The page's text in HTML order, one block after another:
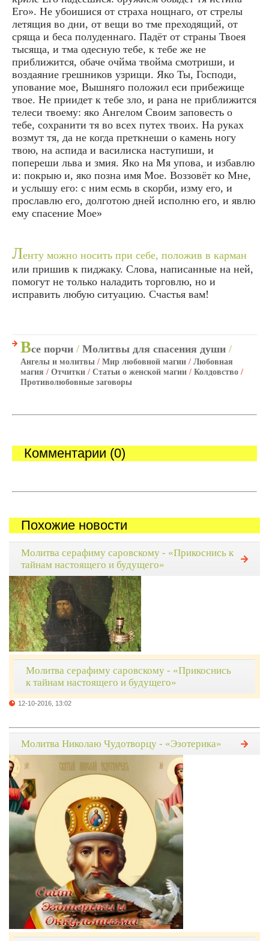
Его». Не убоишися от страха нощнаго, от стрелы
летящия во дни, от вещи во тме преходящий, от
сряща и беса полуденнаго. Падёт от страны Твоея
тысяща, и тма одесную тебе, к тебе же не
приближится, обаче очйма твойма смотриши, и
воздаяние грешников узрищи. Яко Ты, Господи,
упование мое, Вышняго положил еси прибежище
твое. Не приидет к тебе зло, и рана не приближится
телеси твоему: яко Ангелом Своим заповесть о
тебе, сохранити тя во всех путех твоих. На руках
возмут тя, да не когда преткнеши о камень ногу
твою, на аспида и василиска наступиши, и
попереши льва и змия. Яко на Мя упова, и избавлю
и: покрыю и, яко позна имя Мое. Воззовёт ко Мне,
и услышу его: с ним есмь в скорби, изму его, и
прославлю его, долготою дней исполню его, и явлю
ему спасение Мое»
Ленту можно носить при себе, положив в карман
или пришив к пиджаку. Слова, написанные на ней,
помогут не только наладить торговлю, но и
исправить любую ситуацию. Счастья вам!
Все порчи / Молитвы для спасения души /
Ангелы и молитвы / Мир любовной магии / Любовная
магия / Отчитки / Статьи о женской магии / Колдовство /
Противолюбовные заговоры
Комментарии (0)
Похожие новости
Молитва серафиму саровскому - «Прикоснись к
тайнам настоящего и будущего»
Молитва серафиму саровскому - «Прикоснись
к тайнам настоящего и будущего»
12-10-2016, 13:02
Молитва Николаю Чудотворцу - «Эзотерика»